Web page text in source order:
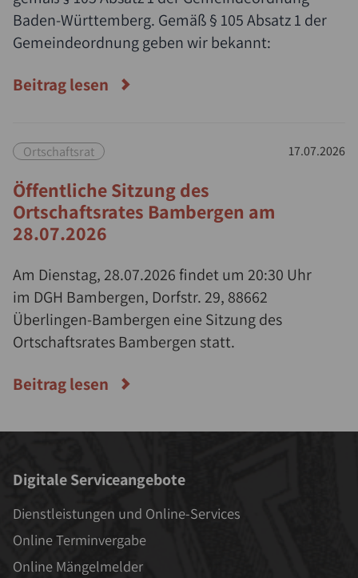
Baden-Württemberg. Gemäß § 105 Absatz 1 der
Gemeindeordnung geben wir bekannt:
Beitrag lesen
Ortschaftsrat 17.07.2026
Öffentliche Sitzung des
Ortschaftsrates Bambergen am
28.07.2026
Am Dienstag, 28.07.2026 findet um 20:30 Uhr
im DGH Bambergen, Dorfstr. 29, 88662
Überlingen-Bambergen eine Sitzung des
Ortschaftsrates Bambergen statt.
Beitrag lesen
Digitale Serviceangebote
Dienstleistungen und Online-Services
Online Terminvergabe
Online Mängelmelder